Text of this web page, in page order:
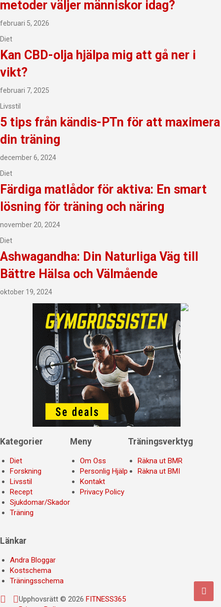
metoder väljer människor idag?
februari 5, 2026
Diet
Kan CBD-olja hjälpa mig att gå ner i
vikt?
februari 7, 2025
Livsstil
5 tips från kändis-PTn för att maximera
din träning
december 6, 2024
Diet
Färdiga matlådor för aktiva: En smart
lösning för träning och näring
november 20, 2024
Diet
Ashwagandha: Din Naturliga Väg till
Bättre Hälsa och Välmående
oktober 19, 2024
Kategorier
Diet
Forskning
Livsstil
Recept
Sjukdomar/Skador
Träning
Meny
Om Oss
Personlig Hjälp
Kontakt
Privacy Policy
Träningsverktyg
Räkna ut BMR
Räkna ut BMI
Länkar
Andra Bloggar
Kostschema
Träningsschema
Upphovsrätt © 2026 FITNESS365